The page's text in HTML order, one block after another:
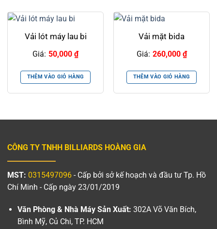
Vải lót máy lau bi
Giá: 50,000 ₫
THÊM VÀO GIỎ HÀNG
Vải mặt bida
Giá: 260,000 ₫
THÊM VÀO GIỎ HÀNG
CÔNG TY TNHH BILLIARDS HOÀNG GIA
MST: 0315497096 - Cấp bởi sở kế hoạch và đầu tư Tp. Hồ
Chí Minh - Cấp ngày 23/01/2019
Văn Phòng & Nhà Máy Sản Xuất: 302A Võ Văn Bích,
Bình Mỹ, Củ Chi, TP. HCM